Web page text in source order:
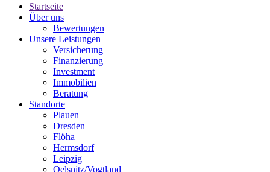
Startseite
Über uns
Bewertungen
Unsere Leistungen
Versicherung
Finanzierung
Investment
Immobilien
Beratung
Standorte
Plauen
Dresden
Flöha
Hermsdorf
Leipzig
Oelsnitz/Vogtland